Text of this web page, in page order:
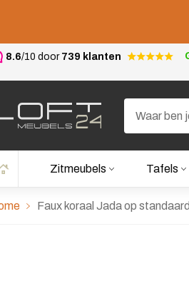
8.6/10 door 739 klanten
Zitmeubels Tafels
Faux koraal Jada op